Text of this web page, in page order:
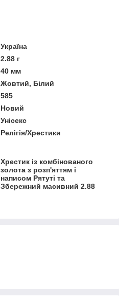
Україна
2.88 г
40 мм
Жовтий, Білий
585
Новий
Унісекс
Релігія/Хрестики
Хрестик із комбінованого
золота з розп'яттям і
написом Рятуті та
Збережний масивний 2.88